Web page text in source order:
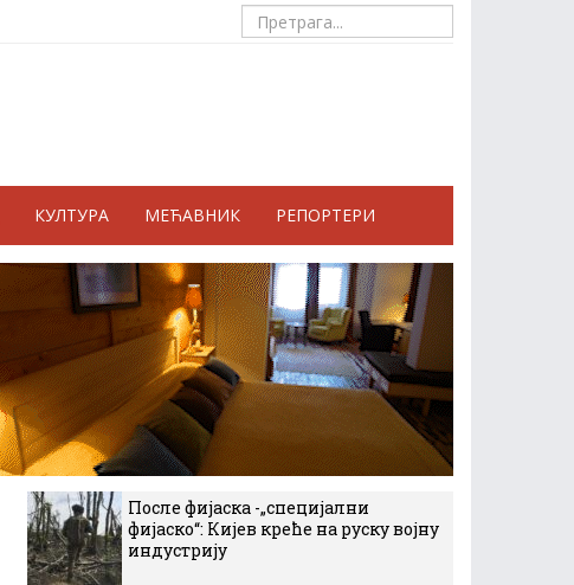
КУЛТУРА МЕЋАВНИК РЕПОРТЕРИ
После фијаска -„специјални
фијаско“: Кијев креће на руску војну
индустрију